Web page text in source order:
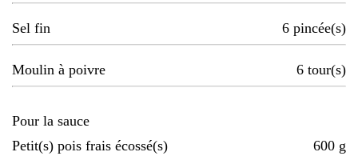
Sel fin 6 pincée(s)
Moulin à poivre 6 tour(s)
Pour la sauce
Petit(s) pois frais écossé(s)
600 g